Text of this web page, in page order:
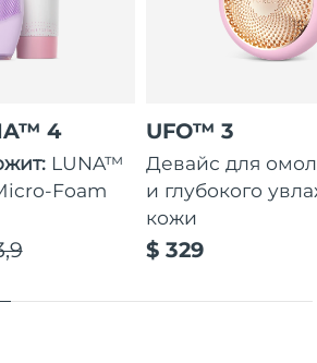
4
LUNA™
Foam
UFO™ 3
Девайс для
и глубокого
кожи
$ 329